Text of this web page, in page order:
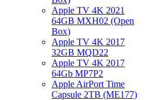
Apple TV 4K 2021
64GB MXH02 (Open
Box)
Apple TV 4K 2017
32GB MQD22
Apple TV 4K 2017
64Gb MP7P2
Apple AirPort Time
Capsule 2TB (ME177)